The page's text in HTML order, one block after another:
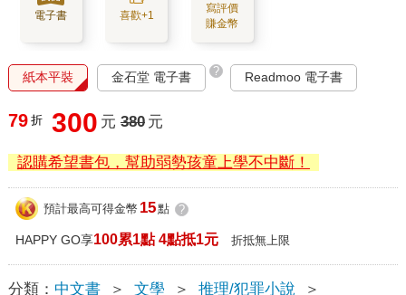
電子書 喜歡+1
寫評價
賺金幣
紙本平裝 金石堂 電子書 ? Readmoo 電子書
79 折 300 元 380 元
認購希望書包，幫助弱勢孩童上學不中斷！
預計最高可得金幣 15點 ?
HAPPY GO享100累1點 4點抵1元 折抵無上限
分類： 中文書 ＞ 文學 ＞ 推理/犯罪小說
＞